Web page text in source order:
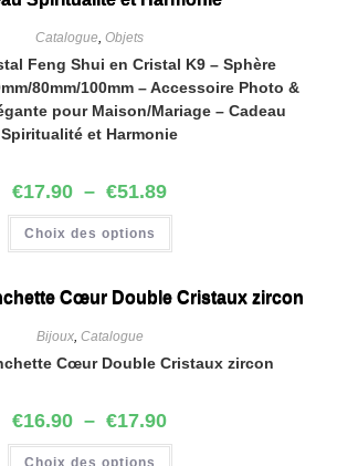
Catalogue, Objets
Feng Shui en Cristal K9 – Sphère
80mm/100mm – Accessoire Photo &
pour Maison/Mariage – Cadeau
Spiritualité et Harmonie
€17.90 – €51.89
Choix des options
Bijoux, Catalogue
Cœur Double Cristaux zircon
€16.90 – €17.90
Choix des options